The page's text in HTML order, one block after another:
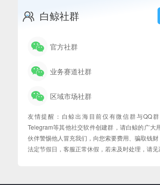
白鲸社群
官方社群
业务赛道社群
区域市场社群
友情提醒：白鲸出海目前仅有微信群与QQ
Telegram等其他社交软件创建群，请白鲸的广大
伙伴警惕他人冒充我们，向您索要费用、骗取钱财
法定节假日，客服正常休假，若未及时处理，请见